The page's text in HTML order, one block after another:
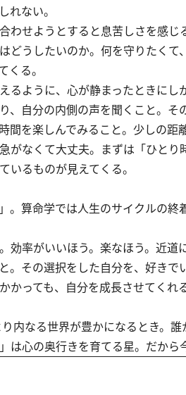
れない。
せようとすると息苦しさを感じ
どうしたいのか。何を守りたく
くる。
るように、心が静まったときに
、自分の内側の声を聞くこと。そ
を楽しんでみること。少しの距
がなくて大丈夫。まずは「ひと
いるものが見えてくる。
。算命学では人生のサイクルの
効率がいいほう。楽なほう。近
。その選択をした自分を、好きで
かっても、自分を成長させてく
内なる世界が豊かになるとき。
は心の奥行きを育てる星。だから